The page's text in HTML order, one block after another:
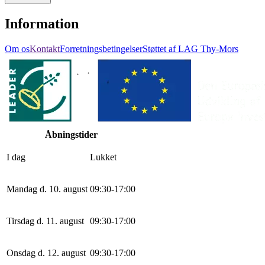
Information
Om osKontaktForretningsbetingelserStøttet af LAG Thy-Mors
Åbningstider
I dag Lukket
Mandag d. 10. august 09:30-17:00
Tirsdag d. 11. august 09:30-17:00
Onsdag d. 12. august 09:30-17:00